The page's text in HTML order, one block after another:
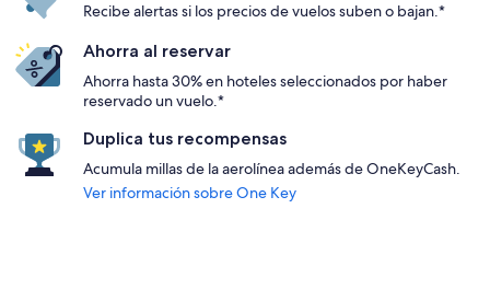
Recibe alertas si los precios de vuelos suben o bajan.*
Ahorra al reservar
Ahorra hasta 30% en hoteles seleccionados por haber
reservado un vuelo.*
Duplica tus recompensas
Acumula millas de la aerolínea además de OneKeyCash.
Ver información sobre One Key